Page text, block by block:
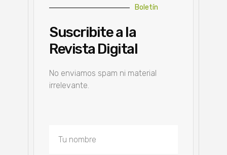
Boletín
Suscribite a la
Revista Digital
No enviamos spam ni material
irrelevante.